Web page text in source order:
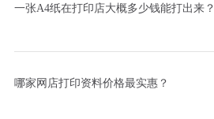
一张A4纸在打印店大概多少钱能打出来？
哪家网店打印资料价格最实惠？